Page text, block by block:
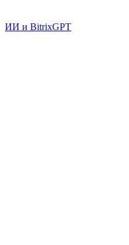
ИИ и BitrixGPT